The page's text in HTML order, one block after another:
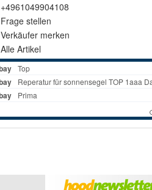
+4961049904108
Frage stellen
Verkäufer merken
Alle Artikel